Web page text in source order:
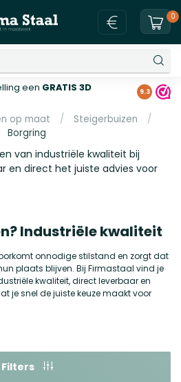
0
een GRATIS 3D Gratis
9.3
op maat / Steigerbuizen
/
Borgring
van industriële kwaliteit bij
en direct het juiste advies voor
Industriële kwaliteit
onnodige stilstand en zorgt dat
plaats blijven. Bij Firmastaal vind je
kwaliteit, direct leverbaar en
je snel de juiste keuze maakt voor
Filters